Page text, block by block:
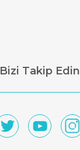
Bizi Takip Edin